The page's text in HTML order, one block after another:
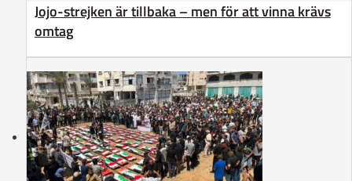
Jojo-strejken är tillbaka – men för att vinna krävs
omtag